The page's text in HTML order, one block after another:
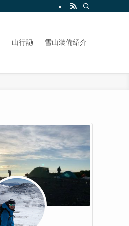
山行記 雪山装備紹介